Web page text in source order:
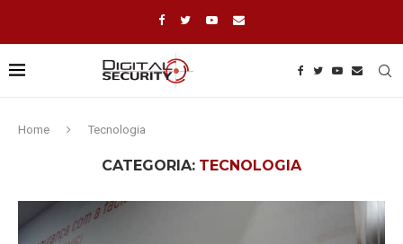
Home Tecnologia
CATEGORIA: TECNOLOGIA